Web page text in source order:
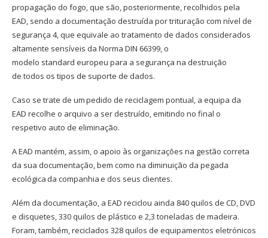
propagação do fogo, que são, posteriormente, recolhidos pela
EAD, sendo a documentação destruída por trituração com nível de
segurança 4, que equivale ao tratamento de dados considerados
altamente sensíveis da Norma DIN 66399, o
modelo standard europeu para a segurança na destruição
de todos os tipos de suporte de dados.
Caso se trate de um pedido de reciclagem pontual, a equipa da
EAD recolhe o arquivo a ser destruído, emitindo no final o
respetivo auto de eliminação.
A EAD mantém, assim, o apoio às organizações na gestão correta
da sua documentação, bem como na diminuição da pegada
ecológica da companhia e dos seus clientes.
Além da documentação, a EAD reciclou ainda 840 quilos de CD, DVD
e disquetes, 330 quilos de plástico e 2,3 toneladas de madeira.
Foram, também, reciclados 328 quilos de equipamentos eletrónicos